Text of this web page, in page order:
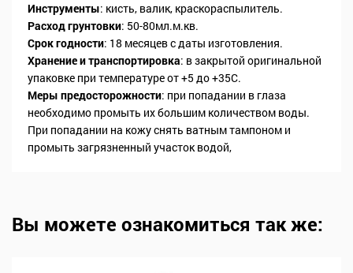
Инструменты: кисть, валик, краскораспылитель.
Расход грунтовки: 50-80мл.м.кв.
Срок годности: 18 месяцев с даты изготовления.
Хранение и транспортировка: в закрытой оригинальной
упаковке при температуре от +5 до +35С.
Меры предосторожности: при попадании в глаза
необходимо промыть их большим количеством воды.
При попадании на кожу снять ватным тампоном и
промыть загрязненный участок водой,
Вы можете ознакомиться так же: